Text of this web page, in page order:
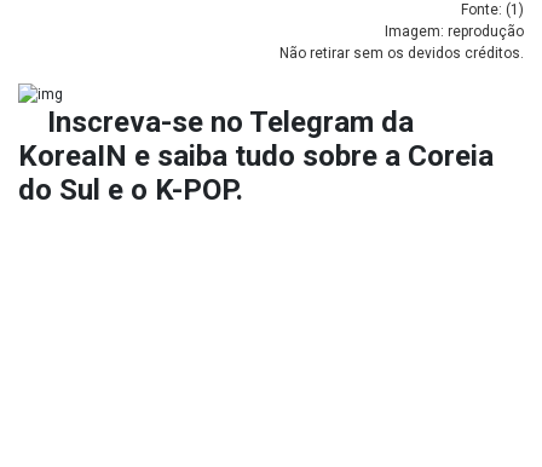
Fonte: (1 )
Imagem: reprodução
Não retirar sem os devidos créditos.
Inscreva-se no Telegram da
KoreaIN e saiba tudo sobre a Coreia
do Sul e o K-POP.